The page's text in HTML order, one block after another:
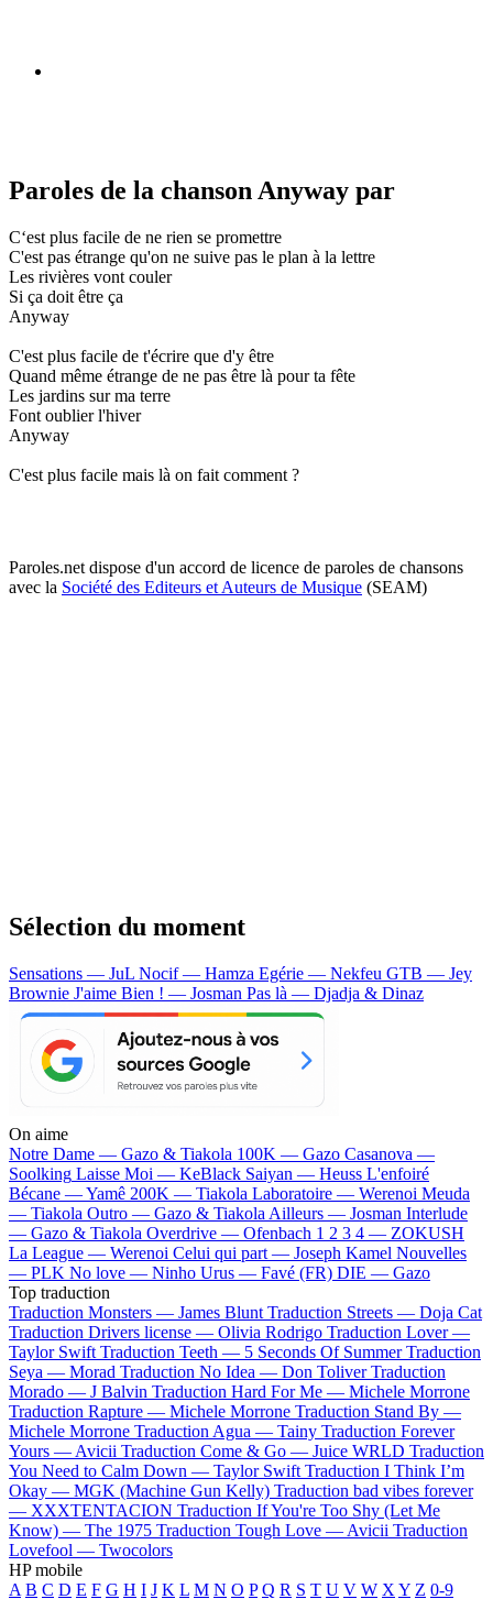
Paroles de la chanson Anyway par
C‘est plus facile de ne rien se promettre
C'est pas étrange qu'on ne suive pas le plan à la lettre
Les rivières vont couler
Si ça doit être ça
Anyway
C'est plus facile de t'écrire que d'y être
Quand même étrange de ne pas être là pour ta fête
Les jardins sur ma terre
Font oublier l'hiver
Anyway
C'est plus facile mais là on fait comment ?
Paroles.net dispose d'un accord de licence de paroles de chansons
avec la Société des Editeurs et Auteurs de Musique (SEAM)
Sélection du moment
Sensations — JuL Nocif — Hamza Egérie — Nekfeu GTB — Jey
Brownie J'aime Bien ! — Josman Pas là — Djadja & Dinaz
On aime
Notre Dame — Gazo & Tiakola 100K — Gazo Casanova —
Soolking Laisse Moi — KeBlack Saiyan — Heuss L'enfoiré
Bécane —Yamê 200K — Tiakola Laboratoire — Werenoi Meuda
— Tiakola Outro — Gazo & Tiakola Ailleurs — Josman Interlude
— Gazo & Tiakola Overdrive — Ofenbach 1 2 3 4 — ZOKUSH
La League — Werenoi Celui qui part — Joseph Kamel Nouvelles
— PLK No love — Ninho Urus — Favé (FR) DIE — Gazo
Top traduction
Traduction Monsters — James Blunt Traduction Streets — Doja Cat
Traduction Drivers license — Olivia Rodrigo Traduction Lover —
Taylor Swift Traduction Teeth — 5 Seconds Of Summer Traduction
Seya — Morad Traduction No Idea — Don Toliver Traduction
Morado — J Balvin Traduction Hard For Me — Michele Morrone
Traduction Rapture — Michele Morrone Traduction Stand By —
Michele Morrone Traduction Agua — Tainy Traduction Forever
Yours — Avicii Traduction Come & Go — Juice WRLD Traduction
You Need to Calm Down — Taylor Swift Traduction I Think I’m
Okay — MGK (Machine Gun Kelly) Traduction bad vibes forever
— XXXTENTACION Traduction If You're Too Shy (Let Me
Know) — The 1975 Traduction Tough Love — Avicii Traduction
Lovefool — Twocolors
HP mobile
A B C D E F G H I J K L M N O P Q R S T U V W X Y Z 0-9